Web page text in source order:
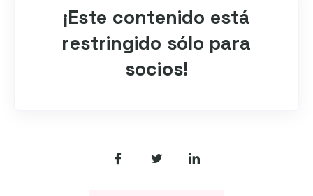
¡Este contenido está
restringido sólo para
socios!